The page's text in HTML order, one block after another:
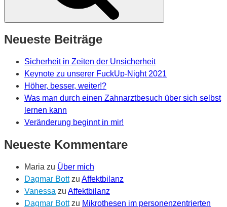
Neueste Beiträge
Sicherheit in Zeiten der Unsicherheit
Keynote zu unserer FuckUp-Night 2021
Höher, besser, weiter!?
Was man durch einen Zahnarztbesuch über sich selbst
lernen kann
Veränderung beginnt in mir!
Neueste Kommentare
Maria zu Über mich
Dagmar Bottzu Affektbilanz
Vanessa zu Affektbilanz
Dagmar Bottzu Mikrothesen im personenzentrierten